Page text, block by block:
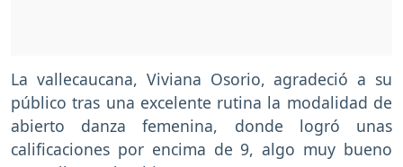
La vallecaucana, Viviana Osorio, agradeció a su
público tras una excelente rutina la modalidad de
abierto danza femenina, donde logró unas
calificaciones por encima de 9, algo muy bueno